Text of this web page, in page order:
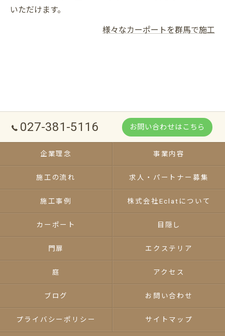
いただけます。
様々なカーポートを群馬で施工
027-381-5116 お問い合わせはこちら
企業理念 事業内容
施工の流れ 求人・パートナー募集
施工事例 株式会社Eclatについて
カーポート 目隠し
門扉 エクステリア
庭 アクセス
ブログ お問い合わせ
プライバシーポリシー サイトマップ